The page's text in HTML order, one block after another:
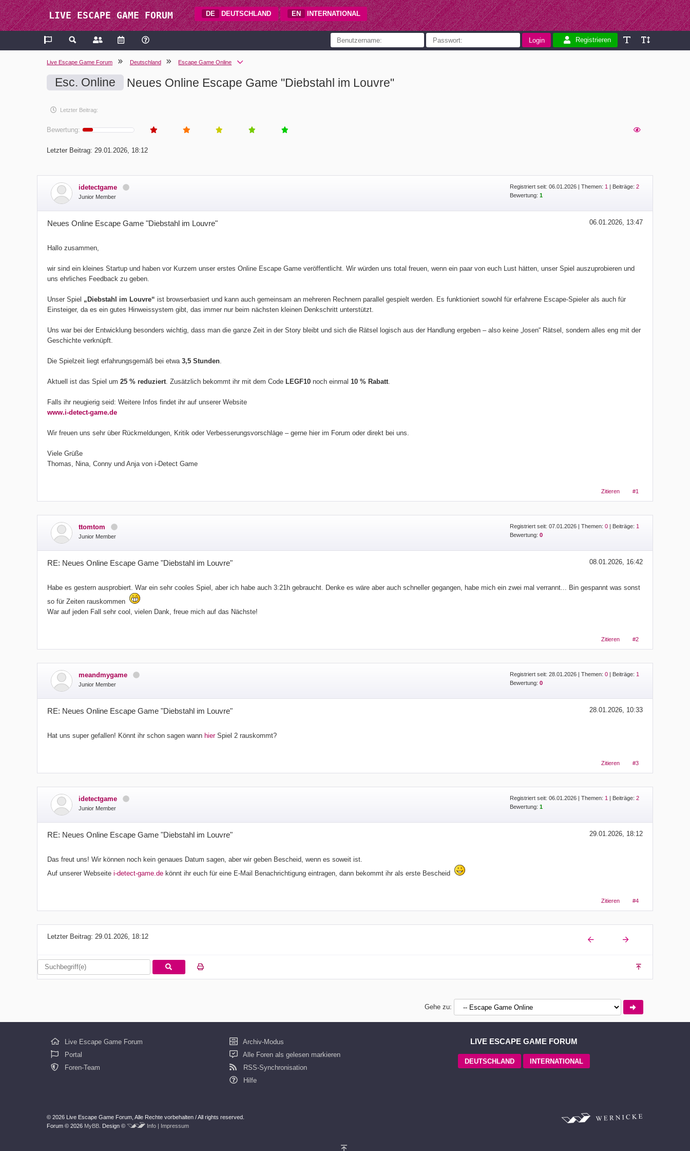
LIVE ESCAPE GAME FORUM DE DEUTSCHLAND EN INTERNATIONAL
Registrieren
Live Escape Game Forum Deutschland Escape Game Online
Esc. Online Neues Online Escape Game "Diebstahl im Louvre"
Letzter Beitrag:
Bewertung:
Letzter Beitrag: 29.01.2026, 18:12
idetectgame
Junior Member
Registriert seit: 06.01.2026 |Themen: 1 | Beiträge:2
Bewertung:1
Neues Online Escape Game "Diebstahl im Louvre" 06.01.2026, 13:47
Hallo zusammen,
wir sind ein kleines Startup und haben vor Kurzem unser erstes Online Escape Game veröffentlicht. Wir würden uns total freuen, wenn ein paar von euch Lust hätten, unser Spiel auszuprobieren und
uns ehrliches Feedback zu geben.
Unser Spiel „Diebstahl im Louvre“ ist browserbasiert und kann auch gemeinsam an mehreren Rechnern parallel gespielt werden. Es funktioniert sowohl für erfahrene Escape-Spieler als auch für
Einsteiger, da es ein gutes Hinweissystem gibt, das immer nur beim nächsten kleinen Denkschritt unterstützt.
Uns war bei der Entwicklung besonders wichtig, dass man die ganze Zeit in der Story bleibt und sich die Rätsel logisch aus der Handlung ergeben – also keine „losen“ Rätsel, sondern alles eng mit der
Geschichte verknüpft.
Die Spielzeit liegt erfahrungsgemäß bei etwa3,5 Stunden.
Aktuell ist das Spiel um25 % reduziert. Zusätzlich bekommt ihr mit dem Code LEGF10 noch einmal10 % Rabatt.
Falls ihr neugierig seid: Weitere Infos findet ihr auf unserer Website
www.i-detect-game.de
Wir freuen uns sehr über Rückmeldungen, Kritik oder Verbesserungsvorschläge – gerne hier im Forum oder direkt bei uns.
Viele Grüße
Thomas, Nina, Conny und Anja von i-Detect Game
Zitieren #1
ttomtom
Junior Member
Registriert seit: 07.01.2026 |Themen:0 | Beiträge: 1
Bewertung:0
RE: Neues Online Escape Game "Diebstahl im Louvre" 08.01.2026, 16:42
Habe es gestern ausprobiert. War ein sehr cooles Spiel, aber ich habe auch 3:21h gebraucht. Denke es wäre aber auch schneller gegangen, habe mich ein zwei mal verrannt... Bin gespannt was sonst
so für Zeiten rauskommen
War auf jeden Fall sehr cool, vielen Dank, freue mich auf das Nächste!
Zitieren #2
meandmygame
Junior Member
Registriert seit: 28.01.2026 |Themen:0 | Beiträge: 1
Bewertung:0
RE: Neues Online Escape Game "Diebstahl im Louvre" 28.01.2026, 10:33
Hat uns super gefallen! Könnt ihr schon sagen wann hierSpiel 2 rauskommt?
Zitieren #3
idetectgame
Junior Member
Registriert seit: 06.01.2026 |Themen: 1 | Beiträge:2
Bewertung:1
RE: Neues Online Escape Game "Diebstahl im Louvre" 29.01.2026, 18:12
Das freut uns! Wir können noch kein genaues Datum sagen, aber wir geben Bescheid, wenn es soweit ist.
Auf unserer Webseitei-detect-game.de könnt ihr euch für eine E-Mail Benachrichtigung eintragen, dann bekommt ihr als erste Bescheid
Zitieren #4
Letzter Beitrag: 29.01.2026, 18:12
Gehe zu:
Live Escape Game Forum
Portal
Foren-Team
Archiv-Modus
Alle Foren als gelesen markieren
RSS-Synchronisation
Hilfe
LIVE ESCAPE GAME FORUM
DEUTSCHLAND INTERNATIONAL
© 2026 Live Escape Game Forum, Alle Rechte vorbehalten /All rights reserved.
Forum © 2026 MyBB Design © Info | Impressum